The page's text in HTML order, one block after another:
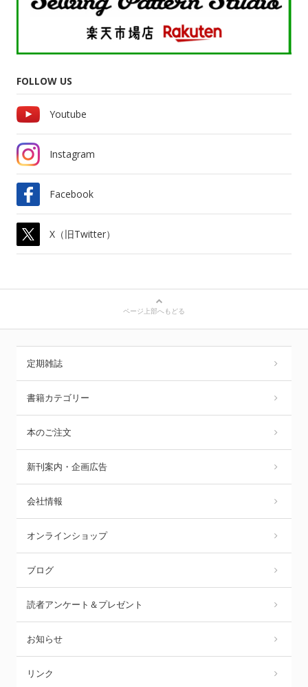
FOLLOW US
Youtube
Instagram
Facebook
X（旧Twitter）
ページ上部へもどる
定期雑誌
書籍カテゴリー
本のご注文
新刊案内・企画広告
会社情報
オンラインショップ
ブログ
読者アンケート＆プレゼント
お知らせ
リンク